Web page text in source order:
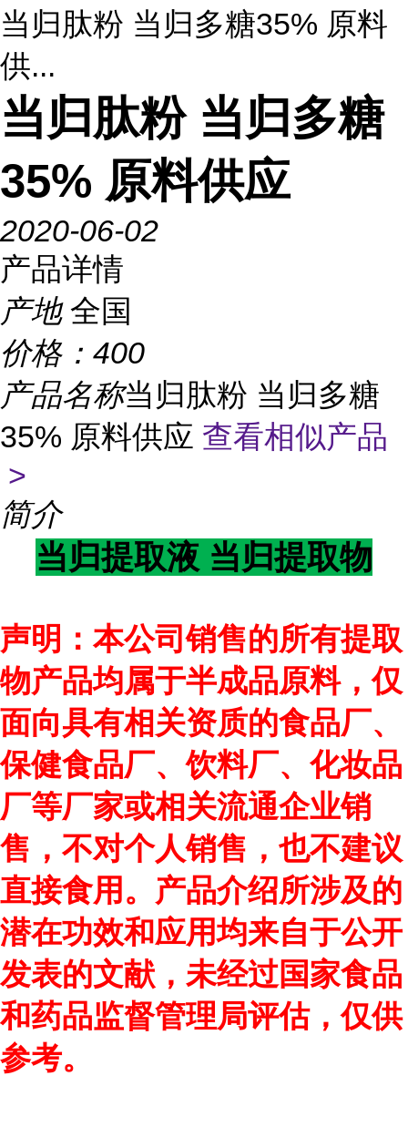
当归肽粉 当归多糖35% 原料
供...
当归肽粉 当归多糖
35% 原料供应
2020-06-02
产品详情
产地 全国
价格： 400
产品名称当归肽粉 当归多糖
35% 原料供应 查看相似产品
>
简介
当归提取液 当归提取物
声明：本公司销售的所有提取
物产品均属于半成品原料，仅
面向具有相关资质的食品厂、
保健食品厂、饮料厂、化妆品
厂等厂家或相关流通企业销
售，不对个人销售，也不建议
直接食用。产品介绍所涉及的
潜在功效和应用均来自于公开
发表的文献，未经过国家食品
和药品监督管理局评估，仅供
参考。